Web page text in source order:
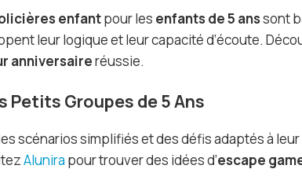
enfantpour les enfants de 5 anssont
leur logique et leur capacité d’écoute.
anniversaireréussie.
Petits Groupes de 5 Ans
scénarios simplifiés et des défis adaptés à
Alunira pour trouver des idées d’escape